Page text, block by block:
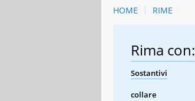
HOME RIME
Rima con:
Sostantivi
collare